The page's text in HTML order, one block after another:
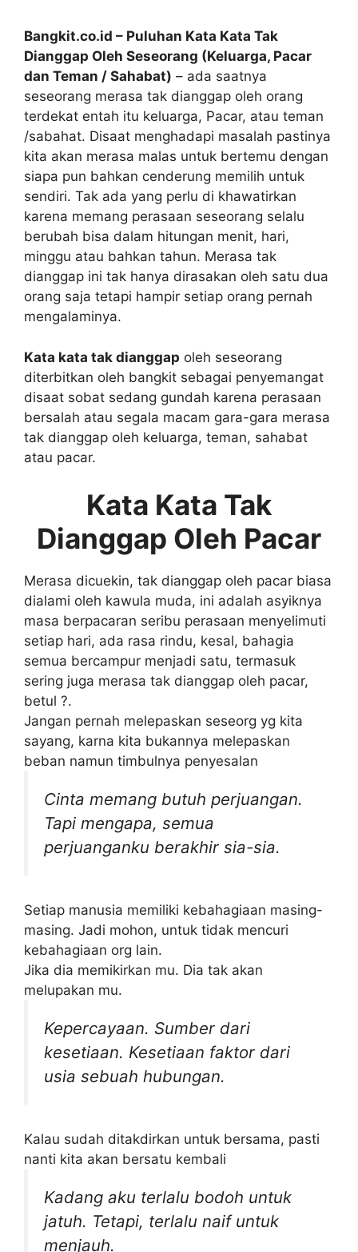
Bangkit.co.id – Puluhan Kata Kata Tak
Dianggap Oleh Seseorang (Keluarga, Pacar
dan Teman / Sahabat) – ada saatnya
seseorang merasa tak dianggap oleh orang
terdekat entah itu keluarga, Pacar, atau teman
/sabahat. Disaat menghadapi masalah pastinya
kita akan merasa malas untuk bertemu dengan
siapa pun bahkan cenderung memilih untuk
sendiri. Tak ada yang perlu di khawatirkan
karena memang perasaan seseorang selalu
berubah bisa dalam hitungan menit, hari,
minggu atau bahkan tahun. Merasa tak
dianggap ini tak hanya dirasakan oleh satu dua
orang saja tetapi hampir setiap orang pernah
mengalaminya.
Kata kata tak dianggap oleh seseorang
diterbitkan oleh bangkit sebagai penyemangat
disaat sobat sedang gundah karena perasaan
bersalah atau segala macam gara-gara merasa
tak dianggap oleh keluarga, teman, sahabat
atau pacar.
Kata Kata Tak
Dianggap Oleh Pacar
Merasa dicuekin, tak dianggap oleh pacar biasa
dialami oleh kawula muda, ini adalah asyiknya
masa berpacaran seribu perasaan menyelimuti
setiap hari, ada rasa rindu, kesal, bahagia
semua bercampur menjadi satu, termasuk
sering juga merasa tak dianggap oleh pacar,
betul ?.
Jangan pernah melepaskan seseorg yg kita
sayang, karna kita bukannya melepaskan
beban namun timbulnya penyesalan
Cinta memang butuh perjuangan.
Tapi mengapa, semua
perjuanganku berakhir sia-sia.
Setiap manusia memiliki kebahagiaan masing-
masing. Jadi mohon, untuk tidak mencuri
kebahagiaan org lain.
Jika dia memikirkan mu. Dia tak akan
melupakan mu.
Kepercayaan. Sumber dari
kesetiaan. Kesetiaan faktor dari
usia sebuah hubungan.
Kalau sudah ditakdirkan untuk bersama, pasti
nanti kita akan bersatu kembali
Kadang aku terlalu bodoh untuk
jatuh. Tetapi, terlalu naif untuk
menjauh.